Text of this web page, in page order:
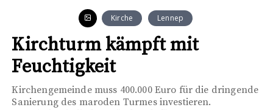
Kirche Lennep
Kirchturm kämpft mit
Feuchtigkeit
Kirchengemeinde muss 400.000 Euro für die dringende
Sanierung des maroden Turmes investieren.